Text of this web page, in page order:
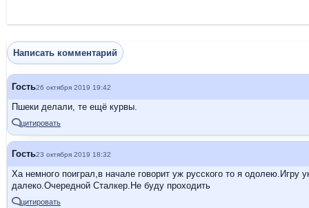
Написать комментарий
цитировать
Гость26 октября 2019 19:42
Пшеки делали, те ещё курвы.
цитировать
Гость23 октября 2019 18:32
Ха немного поиграл,в начале говорит уж русского то я одолею.Игру
далеко.Очередной Сталкер.Не буду проходить